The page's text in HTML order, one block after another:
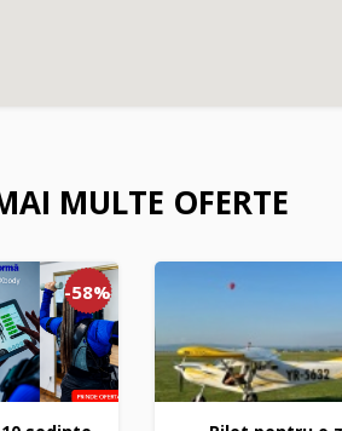
MULTE OFERTE
-58%